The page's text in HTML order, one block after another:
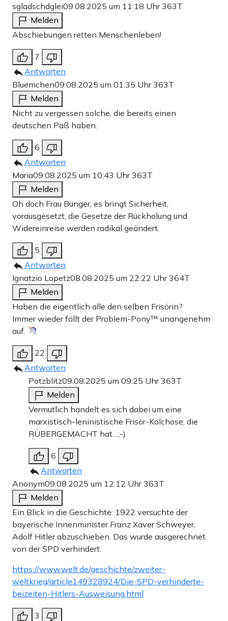
sgladschdglei09.08.2025 um 11:18 Uhr363T
Melden
Abschiebungen retten Menschenleben!
7
Antworten
Bluemchen09.08.2025 um 01:35 Uhr363T
Melden
Nicht zu vergessen solche, die bereits einen
deutschen Paß haben.
6
Antworten
Maria09.08.2025 um 10:43 Uhr363T
Melden
Oh doch Frau Bünger, es bringt Sicherheit,
vorausgesetzt, die Gesetze der Rückholung und
Widereinreise werden radikal geändert.
5
Antworten
Ignatzio Lopetz08.08.2025 um 22:22 Uhr364T
Melden
Haben die eigentlich alle den selben Frisörin?
Immer wieder fällt der Problem-Pony™️ unangenehm
auf.
22
Antworten
Potzblitz09.08.2025 um 09:25 Uhr363T
Melden
Vermutlich handelt es sich dabei um eine
marxistisch-leninistische Frisör-Kolchose, die
RÜBERGEMACHT hat…;-)
6
Antworten
Anonym09.08.2025 um 12:12 Uhr363T
Melden
Ein Blick in die Geschichte: 1922 versuchte der
bayerische Innenminister Franz Xaver Schweyer,
Adolf Hitler abzuschieben. Das wurde ausgerechnet
von der SPD verhindert.
https://www.welt.de/geschichte/zweiter-
weltkrieg/article149328924/Die-SPD-verhinderte-
beizeiten-Hitlers-Ausweisung.html
3